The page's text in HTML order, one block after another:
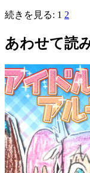
続きを見る: 1 2
あわせて読